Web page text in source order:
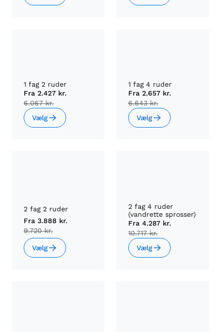
1 fag 2 ruder
Fra 2.427 kr.
6.067 kr.
Vælg
1 fag 4 ruder
Fra 2.657 kr.
6.643 kr.
Vælg
2 fag 2 ruder
Fra 3.888 kr.
9.720 kr.
Vælg
2 fag 4 ruder
(vandrette sprosser)
Fra 4.287 kr.
10.717 kr.
Vælg